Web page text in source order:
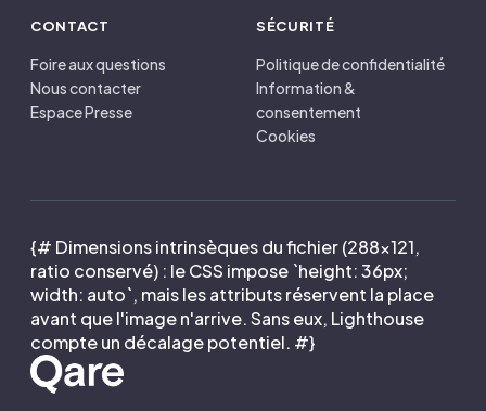
CONTACT
Foire aux questions
Nous contacter
Espace Presse
SÉCURITÉ
Politique de confidentialité
Information &
consentement
Cookies
{# Dimensions intrinsèques du fichier (288×121,
ratio conservé) : le CSS impose `height: 36px;
width: auto`, mais les attributs réservent la place
avant que l'image n'arrive. Sans eux, Lighthouse
compte un décalage potentiel. #}